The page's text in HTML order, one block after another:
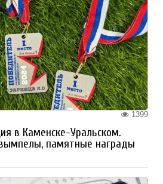
1399
в Каменске-Уральском.
памятные награды